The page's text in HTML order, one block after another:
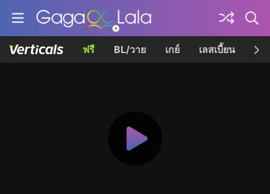
ฟรี BL/วาย เกย์ เลสเบี้ยน เค